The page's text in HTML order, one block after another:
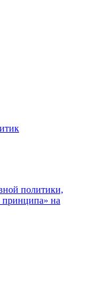
политики,
на